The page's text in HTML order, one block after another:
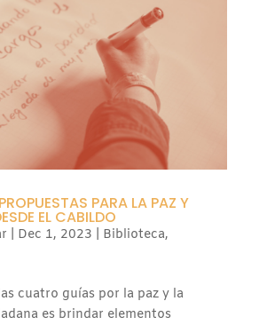
PARA LA PAZ Y
EL CABILDO
Dec 1, 2023 Biblioteca,
cuatro guías por la paz y la
es brindar elementos